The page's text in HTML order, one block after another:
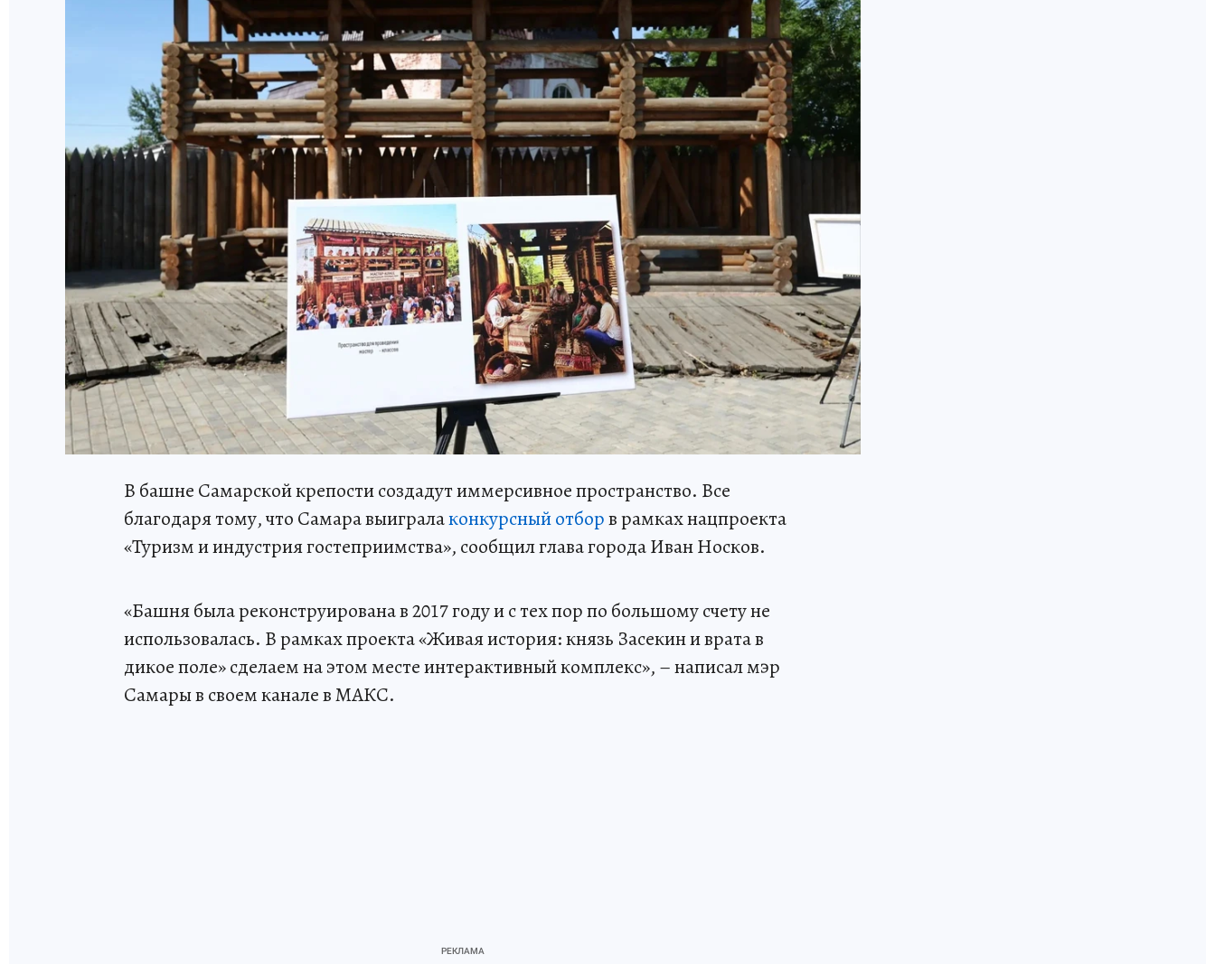
В башне Самарской крепости создадут иммерсивное пространство. Все
благодаря тому, что Самара выигралаконкурсный отборв рамках нацпроекта
«Туризм и индустрия гостеприимства», сообщил глава города Иван Носков.
«Башня была реконструирована в 2017 году и с тех пор по большому счету не
использовалась. В рамках проекта «Живая история: князь Засекин и врата в
дикое поле» сделаем на этом месте интерактивный комплекс», – написал мэр
Самары в своем канале в МАКС.